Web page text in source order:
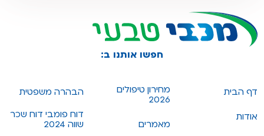
חפשו אותנו ב:
דף הבית
אודות
מחירון טיפולים
2026
מאמרים
הבהרה משפטית
דוח פומבי דוח שכר
שווה 2024